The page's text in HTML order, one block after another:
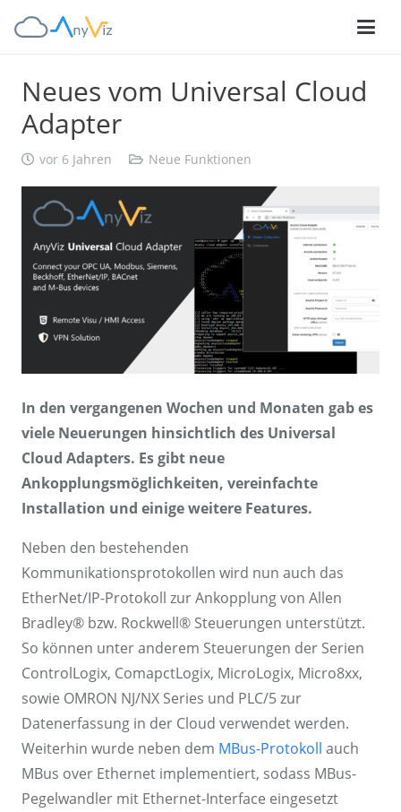
Neues vom Universal Cloud
Adapter
vor 6 Jahren Neue Funktionen
In den vergangenen Wochen und Monaten gab es
viele Neuerungen hinsichtlich des Universal
Cloud Adapters. Es gibt neue
Ankopplungsmöglichkeiten, vereinfachte
Installation und einige weitere Features.
Neben den bestehenden
Kommunikationsprotokollen wird nun auch das
EtherNet/IP-Protokoll zur Ankopplung von Allen
Bradley® bzw. Rockwell® Steuerungen unterstützt.
So können unter anderem Steuerungen der Serien
ControlLogix, ComapctLogix, MicroLogix, Micro8xx,
sowie OMRON NJ/NX Series und PLC/5 zur
Datenerfassung in der Cloud verwendet werden.
Weiterhin wurde neben dem MBus-Protokoll auch
MBus over Ethernet implementiert, sodass MBus-
Pegelwandler mit Ethernet-Interface eingesetzt